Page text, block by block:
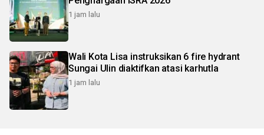
1 jam lalu
Wali Kota Lisa instruksikan 6 fire hydrant
Sungai Ulin diaktifkan atasi karhutla
1 jam lalu